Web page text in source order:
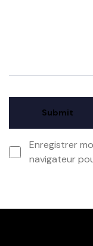
Enregistrer
navigateur